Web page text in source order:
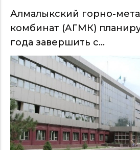
Алмалыкский горно-
комбинат (АГМК)
года завершить с...